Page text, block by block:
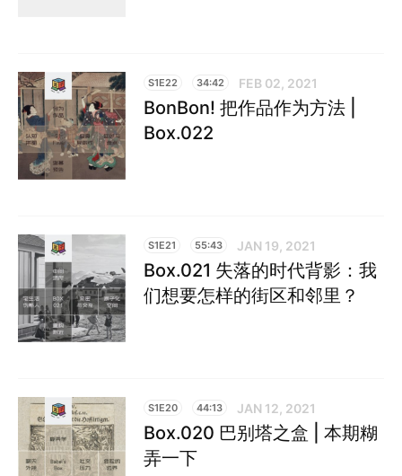
S1E22 34:42 FEB 02, 2021
BonBon! 把作品作为方法 |
Box.022
S1E21 55:43 JAN 19, 2021
Box.021 失落的时代背影：我
们想要怎样的街区和邻里？
S1E20 44:13 JAN 12, 2021
Box.020 巴别塔之盒 | 本期糊
弄一下